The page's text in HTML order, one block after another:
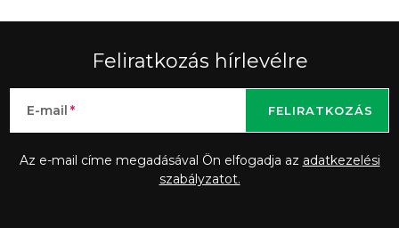
Feliratkozás hírlevélre
E-mail
Az e-mail címe megadásával Ön elfogadja az adatkezelési
szabályzatot.
FELIRATKOZÁS